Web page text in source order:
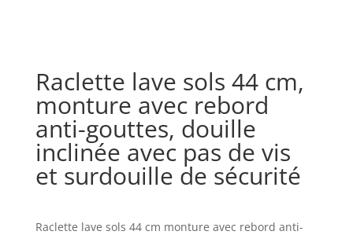
Raclette lave sols 44 cm,
monture avec rebord
anti-gouttes, douille
inclinée avec pas de vis
et surdouille de sécurité
Raclette lave sols 44 cm monture avec rebord anti-